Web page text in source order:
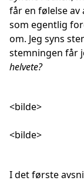
får en følelse
som egentlig
om. Jeg syns
stemningen får
helvete?
<bilde>
<bilde>
I det første